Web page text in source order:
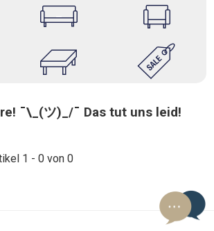
¯\_(ツ)_/¯ Das tut uns leid!
1 - 0 von 0